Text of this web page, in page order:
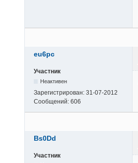
eu6pc
Участник
Неактивен
Зарегистрирован: 31-07-2012
Сообщений: 606
Bs0Dd
Участник